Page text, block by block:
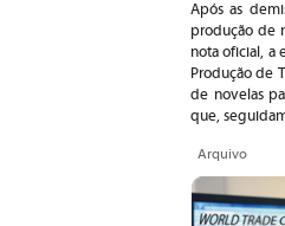
Após as
produção de
nota oficial, a
Produção de
de novelas
que,
Arquivo